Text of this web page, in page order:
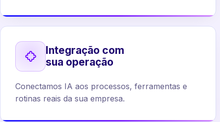
Integração com
sua operação
Conectamos IA aos processos, ferramentas e
rotinas reais da sua empresa.